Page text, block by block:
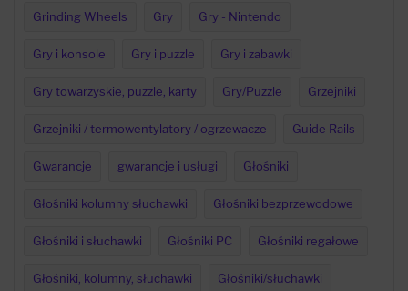
Grinding Wheels Gry Gry - Nintendo
Gry i konsole Gry i puzzle Gry i zabawki
Gry towarzyskie, puzzle, karty Gry/Puzzle Grzejniki
Grzejniki / termowentylatory / ogrzewacze Guide Rails
Gwarancje gwarancje i usługi Głośniki
Głośniki kolumny słuchawki Głośniki bezprzewodowe
Głośniki i słuchawki Głośniki PC Głośniki regałowe
Głośniki, kolumny, słuchawki Głośniki/słuchawki